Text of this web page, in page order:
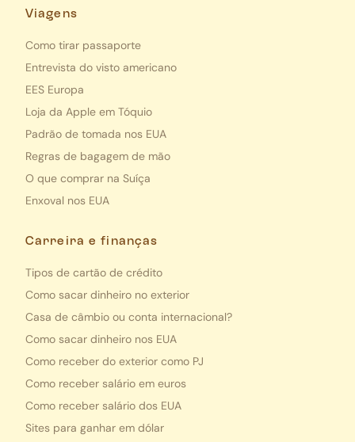
Viagens
Como tirar passaporte
Entrevista do visto americano
EES Europa
Loja da Apple em Tóquio
Padrão de tomada nos EUA
Regras de bagagem de mão
O que comprar na Suíça
Enxoval nos EUA
Carreira e finanças
Tipos de cartão de crédito
Como sacar dinheiro no exterior
Casa de câmbio ou conta internacional?
Como sacar dinheiro nos EUA
Como receber do exterior como PJ
Como receber salário em euros
Como receber salário dos EUA
Sites para ganhar em dólar